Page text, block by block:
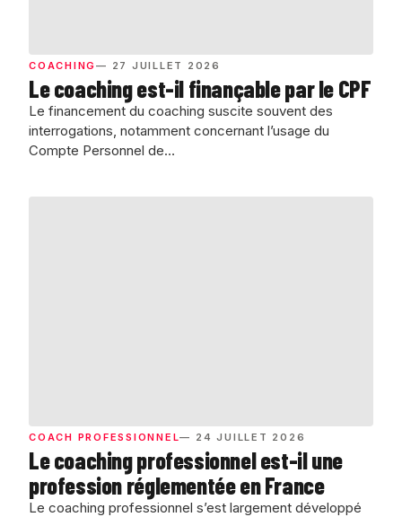
COACHING— 27 JUILLET 2026
Le coaching est-il finançable par le CPF
Le financement du coaching suscite souvent des
interrogations, notamment concernant l’usage du
Compte Personnel de…
COACH PROFESSIONNEL— 24 JUILLET 2026
Le coaching professionnel est-il une
profession réglementée en France
Le coaching professionnel s’est largement développé